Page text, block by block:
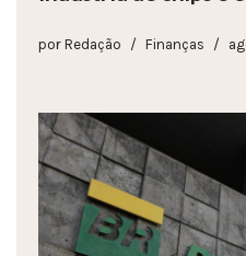
por Redação Finanças